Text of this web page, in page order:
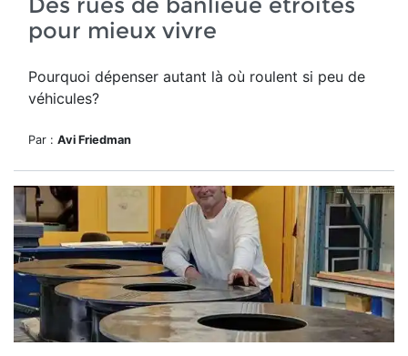
pour mieux vivre
Pourquoi dépenser autant là où roulent si peu de
véhicules?
Par : Avi Friedman